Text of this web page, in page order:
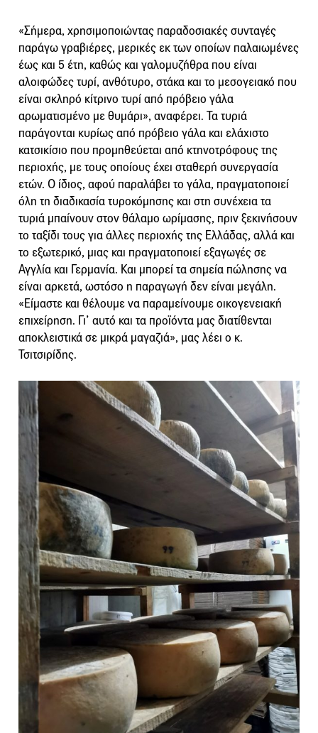
«Σήμερα, χρησιμοποιώντας παραδοσιακές συνταγές
παράγω γραβιέρες, μερικές εκ των οποίων παλαιωμένες
έως και 5 έτη, καθώς και γαλομυζήθρα που είναι
αλοιφώδες τυρί, ανθότυρο, στάκα και το μεσογειακό που
είναι σκληρό κίτρινο τυρί από πρόβειο γάλα
αρωματισμένο με θυμάρι», αναφέρει. Τα τυριά
παράγονται κυρίως από πρόβειο γάλα και ελάχιστο
κατσικίσιο που προμηθεύεται από κτηνοτρόφους της
περιοχής, με τους οποίους έχει σταθερή συνεργασία
ετών. Ο ίδιος, αφού παραλάβει το γάλα, πραγματοποιεί
όλη τη διαδικασία τυροκόμησης και στη συνέχεια τα
τυριά μπαίνουν στον θάλαμο ωρίμασης, πριν ξεκινήσουν
το ταξίδι τους για άλλες περιοχής της Ελλάδας, αλλά και
το εξωτερικό, μιας και πραγματοποιεί εξαγωγές σε
Αγγλία και Γερμανία. Και μπορεί τα σημεία πώλησης να
είναι αρκετά, ωστόσο η παραγωγή δεν είναι μεγάλη.
«Είμαστε και θέλουμε να παραμείνουμε οικογενειακή
επιχείρηση. Γι’ αυτό και τα προϊόντα μας διατίθενται
αποκλειστικά σε μικρά μαγαζιά», μας λέει ο κ.
Τσιτσιρίδης.